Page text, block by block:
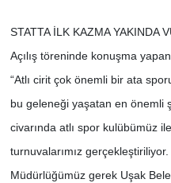
STATTA İLK KAZMA YAKINDA
Açılış töreninde konuşma
“Atlı cirit çok önemli bir ata
bu geleneği yaşatan en önemli
civarında atlı spor kulübümüz
turnuvalarımız
Müdürlüğümüz gerek Uşak